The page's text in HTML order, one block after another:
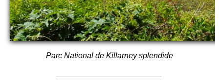
Parc National de Killarney splendide